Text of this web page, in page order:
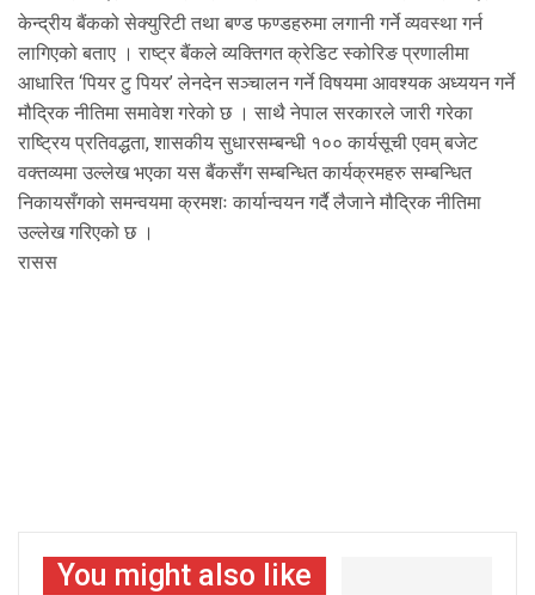
केन्द्रीय बैंकको सेक्युरिटी तथा बण्ड फण्डहरुमा लगानी गर्ने व्यवस्था गर्न
लागिएको बताए । राष्ट्र बैंकले व्यक्तिगत क्रेडिट स्कोरिङ प्रणालीमा
आधारित ‘पियर टु पियर’ लेनदेन सञ्चालन गर्ने विषयमा आवश्यक अध्ययन गर्ने
मौद्रिक नीतिमा समावेश गरेको छ । साथै नेपाल सरकारले जारी गरेका
राष्ट्रिय प्रतिवद्धता, शासकीय सुधारसम्बन्धी १०० कार्यसूची एवम् बजेट
वक्तव्यमा उल्लेख भएका यस बैंकसँग सम्बन्धित कार्यक्रमहरु सम्बन्धित
निकायसँगको समन्वयमा क्रमशः कार्यान्वयन गर्दै लैजाने मौद्रिक नीतिमा
उल्लेख गरिएको छ ।
रासस
You might also like